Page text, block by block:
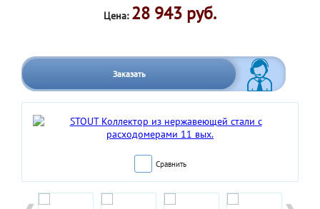
Цена: 28 943 руб.
Заказать
Сравнить